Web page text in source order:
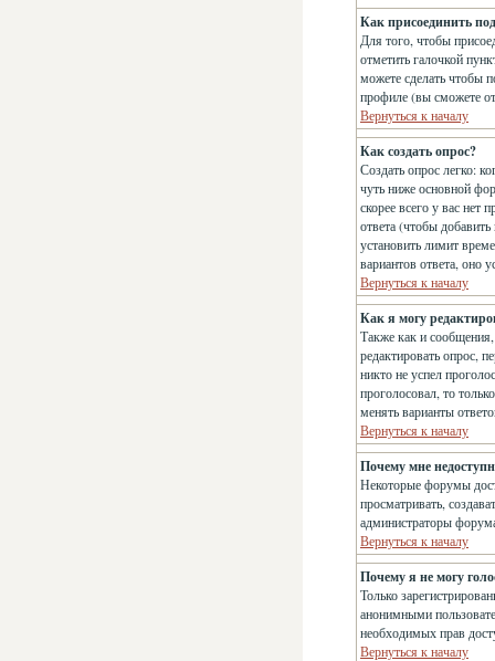
Как присоединить
Для того, чтобы
отметить галочкой
можете сделать чтобы
профиле (вы сможете
Вернуться к началу
Как создать опрос?
Создать опрос легко:
чуть ниже основной
скорее всего у вас нет
ответа (чтобы
установить лимит
вариантов ответа, оно
Вернуться к началу
Как я могу
Также как и
редактировать опрос,
никто не успел
проголосовал, то
менять варианты
Вернуться к началу
Почему мне
Некоторые форумы
просматривать,
администраторы
Вернуться к началу
Почему я не могу
Только
анонимными
необходимых прав
Вернуться к началу